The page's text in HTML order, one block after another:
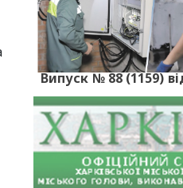
Випуск № 88 (1159)